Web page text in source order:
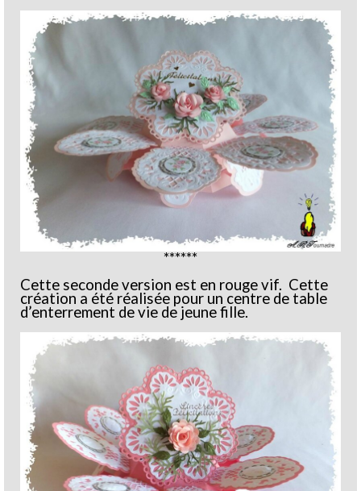
******
Cette seconde version est en rouge vif. Cette
création a été réalisée pour un centre de table
d’enterrement de vie de jeune fille.